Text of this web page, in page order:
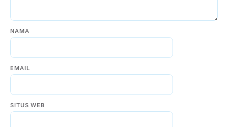
NAMA
EMAIL
SITUS WEB